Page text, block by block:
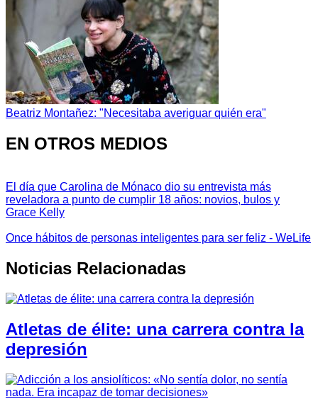
Beatriz Montañez: "Necesitaba averiguar quién era"
EN OTROS MEDIOS
El día que Carolina de Mónaco dio su entrevista más
reveladora a punto de cumplir 18 años: novios, bulos y
Grace Kelly
Once hábitos de personas inteligentes para ser feliz - WeLife
Noticias Relacionadas
Atletas de élite: una carrera contra la
depresión